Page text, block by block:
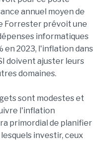
annuel moyen de
Forrester prévoit une
informatiques
en 2023, l'inflation dans
doivent ajuster leurs
domaines.
sont modestes et
l'inflation
primordial de planifier
investir, ceux